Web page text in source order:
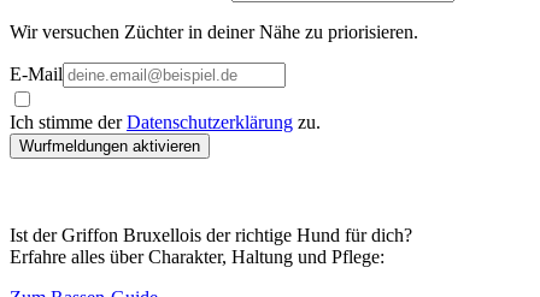
Wir versuchen Züchter in deiner Nähe zu priorisieren.
E-Mail
Ich stimme derDatenschutzerklärung zu.
Wurfmeldungen aktivieren
Ist der Griffon Bruxellois der richtige Hund für dich?
Erfahre alles über Charakter, Haltung und Pflege: